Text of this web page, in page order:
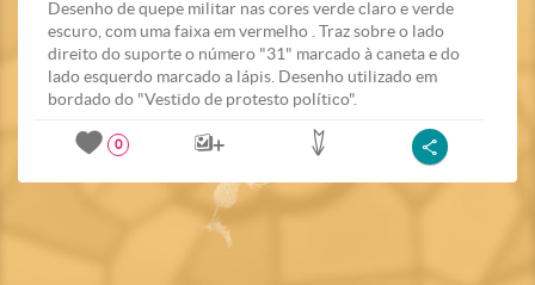
Desenho de quepe militar nas cores verde claro e verde
escuro, com uma faixa em vermelho . Traz sobre o lado
direito do suporte o número "31" marcado à caneta e do
lado esquerdo marcado a lápis. Desenho utilizado em
bordado do "Vestido de protesto político".
0